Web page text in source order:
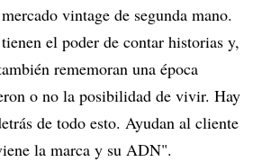
vintage de segunda mano.
el poder de contar historias y,
rememoran una época
o no la posibilidad de vivir. Hay
de todo esto. Ayudan al cliente
la marca y su ADN".